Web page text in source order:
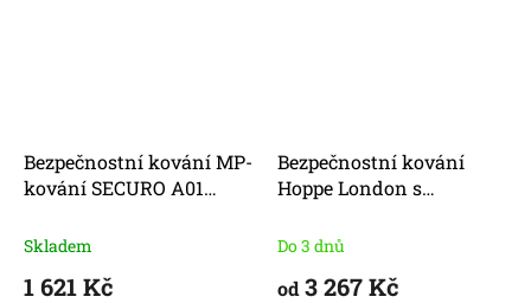
Bezpečnostní kování MP-
kování SECURO A01
černá
Skladem
1 621 Kč
Bezpečnostní kování
Hoppe London s
Do 3 dnů
od 3 267 Kč